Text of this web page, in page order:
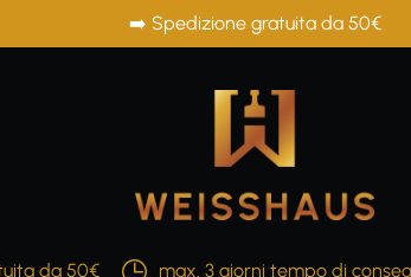
➡️ Spedizione gratuita da 50€
da 50€ max. 3 giorni tempo di